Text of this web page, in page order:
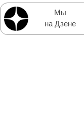
Мы
на Дзене